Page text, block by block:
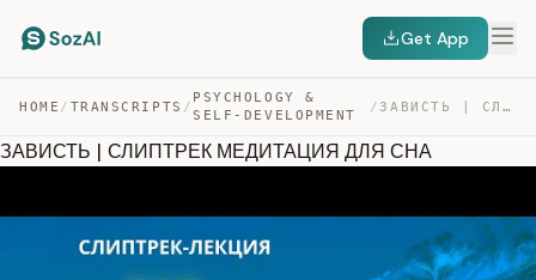
Get App
HOME / TRANSCRIPTS /
PSYCHOLOGY &
SELF-DEVELOPMENT
/ ЗАВИСТЬ | СЛИПТРЕК МЕДИТАЦИЯ ДЛЯ СНА — TRANSCRIPT
ЗАВИСТЬ | СЛИПТРЕК МЕДИТАЦИЯ ДЛЯ СНА